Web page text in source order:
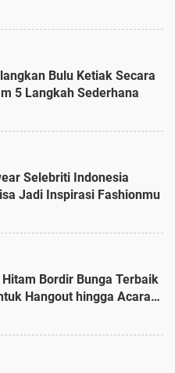
Cokelat
Bulu Ketiak Secara
5 Langkah Sederhana
Selebriti Indonesia
Jadi Inspirasi Fashionmu
Bordir Bunga Terbaik
Hangout hingga Acara